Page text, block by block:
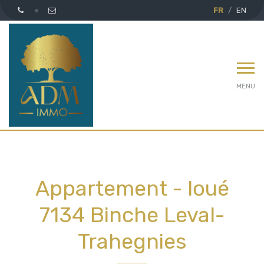
FR EN
MENU
Appartement - loué
7134 Binche Leval-
Trahegnies